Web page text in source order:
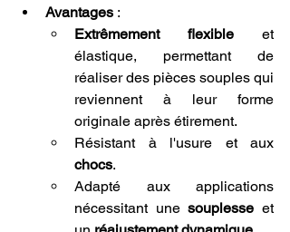
Avantages :
Extrêmement flexible et
élastique, permettant de
réaliser des pièces souples qui
reviennent à leur forme
originale après étirement.
chocs.
Adapté aux applications
nécessitant une souplesse et